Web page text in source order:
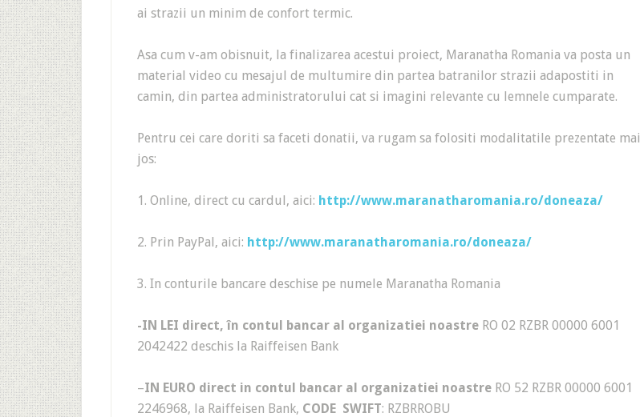
ai strazii un minim de confort termic.
Asa cum v-am obisnuit, la finalizarea acestui proiect, Maranatha Romania va posta un
material video cu mesajul de multumire din partea batranilor strazii adapostiti in
camin, din partea administratorului cat si imagini relevante cu lemnele cumparate.
Pentru cei care doriti sa faceti donatii, va rugam sa folositi modalitatile prezentate mai
jos:
1. Online, direct cu cardul, aici: http://www.maranatharomania.ro/doneaza/
2. Prin PayPal, aici: http://www.maranatharomania.ro/doneaza/
3. In conturile bancare deschise pe numele Maranatha Romania
-IN LEI direct, în contul bancar al organizatiei noastre RO 02 RZBR 00000 6001
2042422 deschis la Raiffeisen Bank
–IN EURO direct in contul bancar al organizatiei noastre RO 52 RZBR 00000 6001
2246968, la Raiffeisen Bank, CODE SWIFT: RZBRROBU